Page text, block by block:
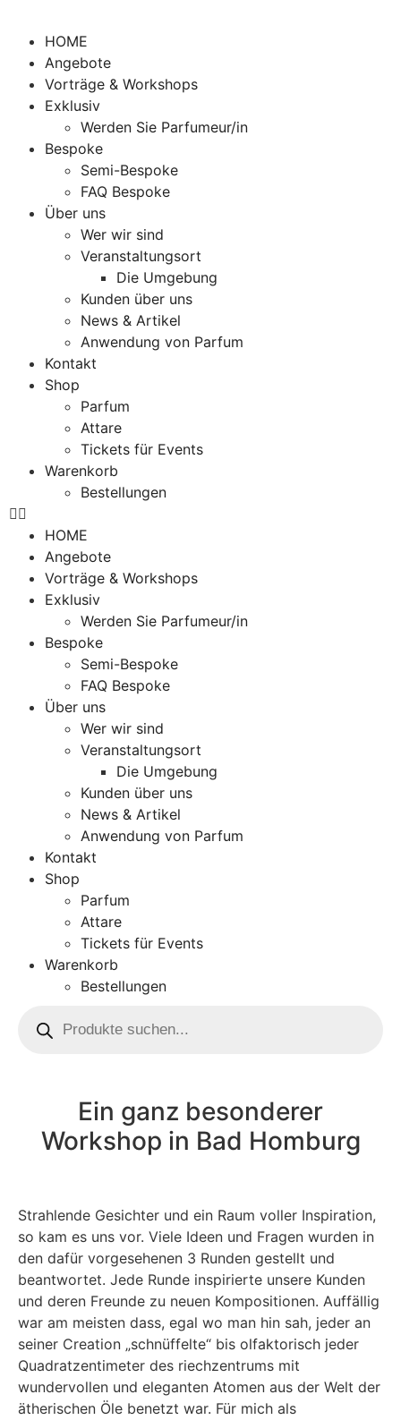
HOME
Angebote
Vorträge & Workshops
Exklusiv
Werden Sie Parfumeur/in
Bespoke
Semi-Bespoke
FAQ Bespoke
Über uns
Wer wir sind
Veranstaltungsort
Die Umgebung
Kunden über uns
News & Artikel
Anwendung von Parfum
Kontakt
Shop
Parfum
Attare
Tickets für Events
Warenkorb
Bestellungen
HOME
Angebote
Vorträge & Workshops
Exklusiv
Werden Sie Parfumeur/in
Bespoke
Semi-Bespoke
FAQ Bespoke
Über uns
Wer wir sind
Veranstaltungsort
Die Umgebung
Kunden über uns
News & Artikel
Anwendung von Parfum
Kontakt
Shop
Parfum
Attare
Tickets für Events
Warenkorb
Bestellungen
Ein ganz besonderer
Workshop in Bad Homburg
Strahlende Gesichter und ein Raum voller Inspiration,
so kam es uns vor. Viele Ideen und Fragen wurden in
den dafür vorgesehenen 3 Runden gestellt und
beantwortet. Jede Runde inspirierte unsere Kunden
und deren Freunde zu neuen Kompositionen. Auffällig
war am meisten dass, egal wo man hin sah, jeder an
seiner Creation „schnüffelte“ bis olfaktorisch jeder
Quadratzentimeter des riechzentrums mit
wundervollen und eleganten Atomen aus der Welt der
ätherischen Öle benetzt war. Für mich als